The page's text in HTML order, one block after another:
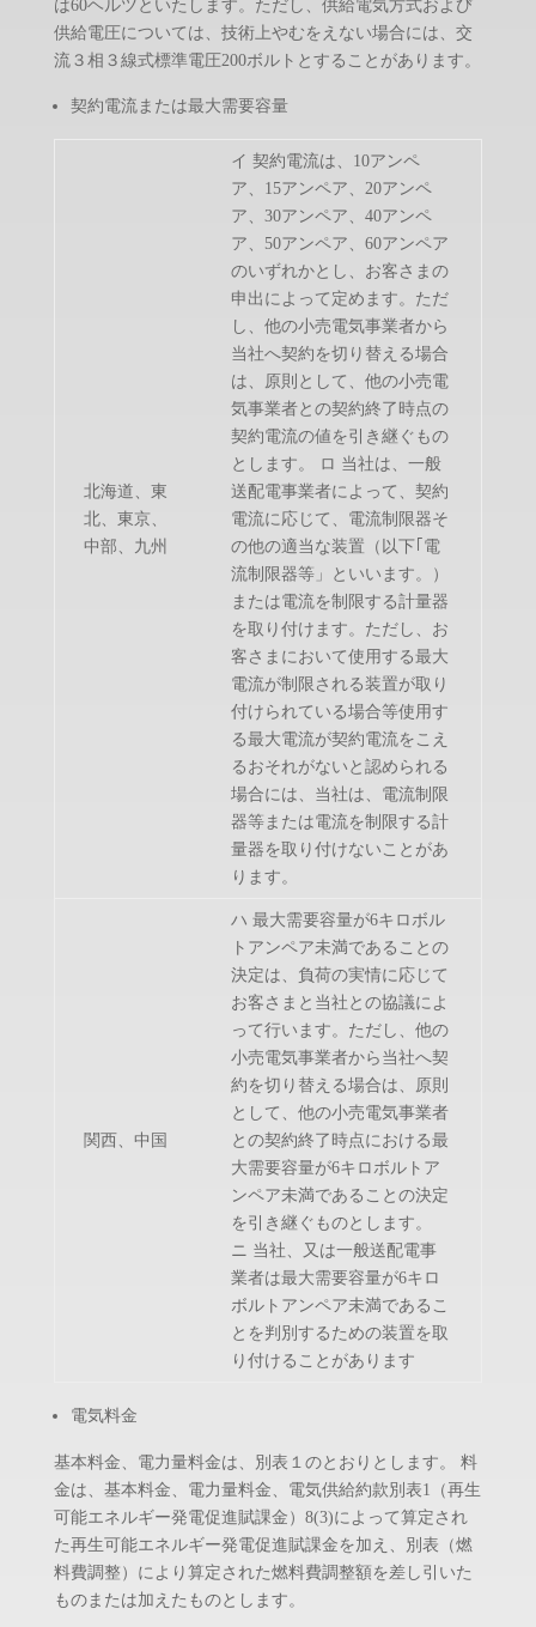
は60ヘルツといたします。ただし、供給電気方式および
供給電圧については、技術上やむをえない場合には、交
流３相３線式標準電圧200ボルトとすることがあります。
契約電流または最大需要容量
北海道、東
北、東京、
中部、九州
イ 契約電流は、10アンペ
ア、15アンペア、20アンペ
ア、30アンペア、40アンペ
ア、50アンペア、60アンペア
のいずれかとし、お客さまの
申出によって定めます。ただ
し、他の小売電気事業者から
当社へ契約を切り替える場合
は、原則として、他の小売電
気事業者との契約終了時点の
契約電流の値を引き継ぐもの
とします。 ロ 当社は、一般
送配電事業者によって、契約
電流に応じて、電流制限器そ
の他の適当な装置（以下｢電
流制限器等」といいます。）
または電流を制限する計量器
を取り付けます。ただし、お
客さまにおいて使用する最大
電流が制限される装置が取り
付けられている場合等使用す
る最大電流が契約電流をこえ
るおそれがないと認められる
場合には、当社は、電流制限
器等または電流を制限する計
量器を取り付けないことがあ
ります。
関西、中国
ハ 最大需要容量が6キロボル
トアンペア未満であることの
決定は、負荷の実情に応じて
お客さまと当社との協議によ
って行います。ただし、他の
小売電気事業者から当社へ契
約を切り替える場合は、原則
として、他の小売電気事業者
との契約終了時点における最
大需要容量が6キロボルトア
ンペア未満であることの決定
を引き継ぐものとします。
ニ 当社、又は一般送配電事
業者は最大需要容量が6キロ
ボルトアンペア未満であるこ
とを判別するための装置を取
り付けることがあります
電気料金
基本料金、電力量料金は、別表１のとおりとします。 料
金は、基本料金、電力量料金、電気供給約款別表1（再生
可能エネルギー発電促進賦課金）8(3)によって算定され
た再生可能エネルギー発電促進賦課金を加え、別表（燃
料費調整）により算定された燃料費調整額を差し引いた
ものまたは加えたものとします。